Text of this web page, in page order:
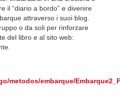
il “diario a bordo” e divenire
attraverso i suoi blog.
o da soli per rinforzare
del libro e al sito web:
metodos/embarque/